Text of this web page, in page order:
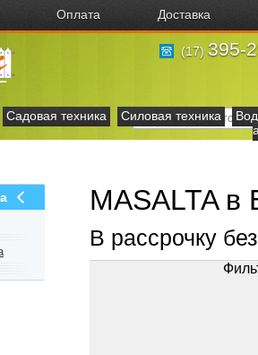
Оплата Доставка
(17) 395-
Садовая техника Силовая техника
MASALTA в
В рассрочку